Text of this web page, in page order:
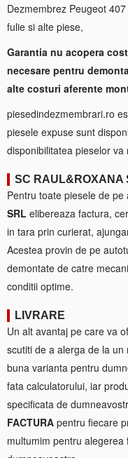
Dezmembrez Peugeot
fulie si alte piese,
Garantia nu acopera
necesare pentru
alte costuri aferente
piesedindezmembrari.ro
piesele expuse sunt
disponibilitatea pieselor
SC RAUL&ROXANA
Pentru toate piesele de pe
SRL elibereaza factura,
in tara prin curierat,
Acestea provin de pe
demontate de catre
conditii optime.
LIVRARE
Un alt avantaj pe care va
scutiti de a alerga de la
buna varianta pentru
fata calculatorului, iar
specificata de
FACTURA pentru fiecare
multumim pentru